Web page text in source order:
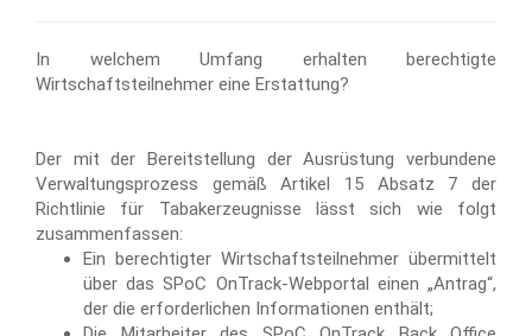
In welchem Umfang erhalten berechtigte
Wirtschaftsteilnehmer eine Erstattung?
Der mit der Bereitstellung der Ausrüstung verbundene
Verwaltungsprozess gemäß Artikel 15 Absatz 7 der
Richtlinie für Tabakerzeugnisse lässt sich wie folgt
zusammenfassen:
Ein berechtigter Wirtschaftsteilnehmer übermittelt
über das SPoC OnTrack-Webportal einen „Antrag“,
der die erforderlichen Informationen enthält;